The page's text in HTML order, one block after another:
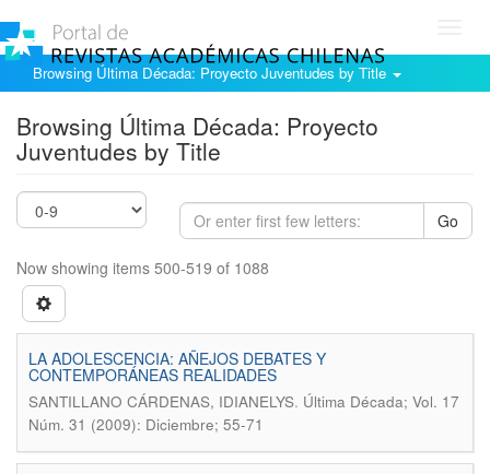
Browsing Última Década: Proyecto Juventudes by Title
Browsing Última Década: Proyecto
Juventudes by Title
Go
Now showing items 500-519 of 1088
LA ADOLESCENCIA: AÑEJOS DEBATES Y
CONTEMPORÁNEAS REALIDADES
SANTILLANO CÁRDENAS, IDIANELYS. Última Década; Vol. 17
Núm. 31 (2009): Diciembre; 55-71